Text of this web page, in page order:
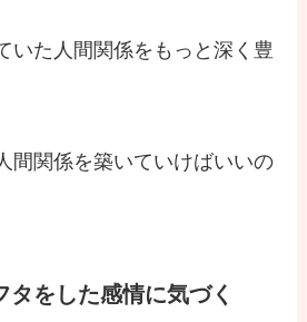
いた人間関係をもっと深く豊
間関係を築いていけばいいの
をした感情に気づく